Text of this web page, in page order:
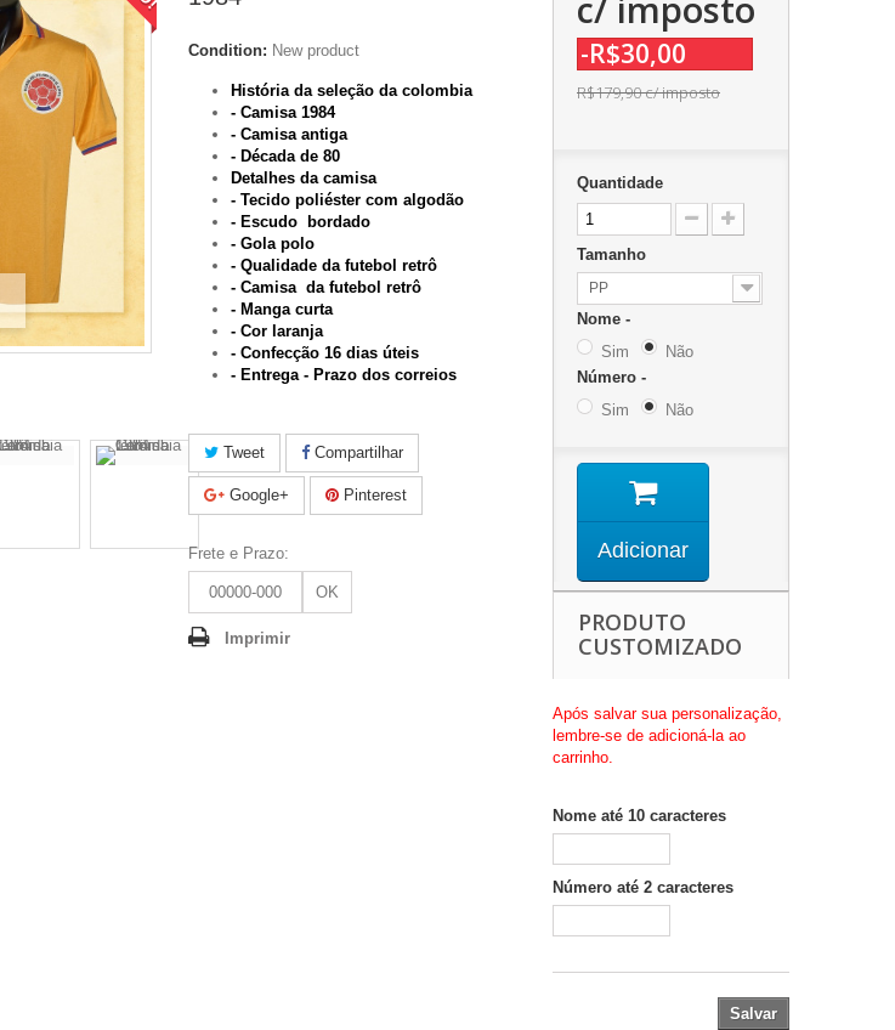
Condition: New product
História da seleção da colombia
- Camisa 1984
- Camisa antiga
- Década de 80
Detalhes da camisa
- Tecido poliéster com algodão
- Escudo bordado
- Gola polo
- Qualidade da futebol retrô
- Camisa da futebol retrô
- Manga curta
- Cor laranja
- Confecção 16 dias úteis
- Entrega - Prazo dos correios
Tweet Compartilhar
Google+ Pinterest
Frete e Prazo:
OK
Imprimir
-R$30,00
R$179,90c/ imposto
Quantidade
Tamanho
PP
Nome -
Sim
Não
Número -
Sim
Não
Adicionar
PRODUTO
CUSTOMIZADO
Após salvar sua personalização,
lembre-se de adicioná-la ao
carrinho.
Nome até 10 caracteres
Número até 2 caracteres
Salvar